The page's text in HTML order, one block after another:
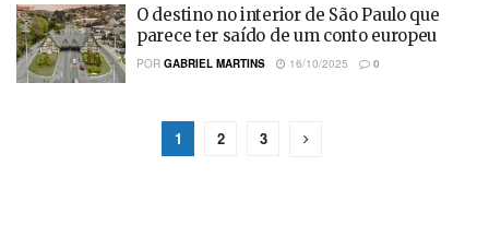
O destino no interior de São Paulo que
parece ter saído de um conto europeu
POR GABRIEL MARTINS 16/10/2025 0
1 2 3